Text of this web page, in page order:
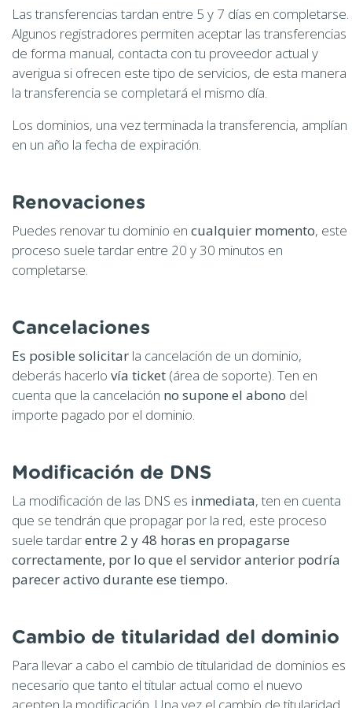
Las transferencias tardan entre 5 y 7 días en completarse.
Algunos registradores permiten aceptar las transferencias
de forma manual, contacta con tu proveedor actual y
averigua si ofrecen este tipo de servicios, de esta manera
la transferencia se completará el mismo día.
Los dominios, una vez terminada la transferencia, amplían
en un año la fecha de expiración.
Renovaciones
Puedes renovar tu dominio en cualquier momento, este
proceso suele tardar entre 20 y 30 minutos en
completarse.
Cancelaciones
Es posible solicitar la cancelación de un dominio,
deberás hacerlo vía ticket (área de soporte). Ten en
cuenta que la cancelación no supone el abono del
importe pagado por el dominio.
Modificación de DNS
La modificación de las DNS es inmediata, ten en cuenta
que se tendrán que propagar por la red, este proceso
suele tardarentre 2 y 48 horas en propagarse
correctamente, por lo que el servidor anterior podría
parecer activo durante ese tiempo.
Cambio de titularidad del dominio
Para llevar a cabo el cambio de titularidad de dominios es
necesario que tanto el titular actual como el nuevo
acepten la modificación. Una vez el cambio de titularidad